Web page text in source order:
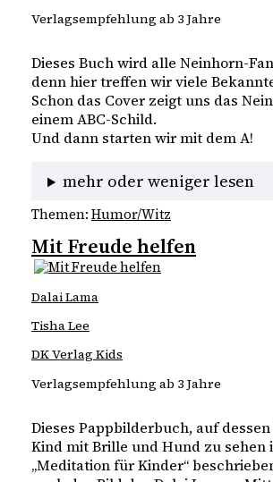
Verlagsempfehlung ab 3 Jahre
Dieses Buch wird alle Neinhorn-
denn hier treffen wir viele
Schon das Cover zeigt uns das
einem ABC-Schild.
Und dann starten wir mit dem A!
mehr oder weniger lesen
Themen: Humor/Witz
Mit Freude helfen
Dalai Lama
Tisha Lee
DK Verlag Kids
Verlagsempfehlung ab 3 Jahre
Dieses Pappbilderbuch, auf
Kind mit Brille und Hund zu sehen
„Meditation für Kinder“